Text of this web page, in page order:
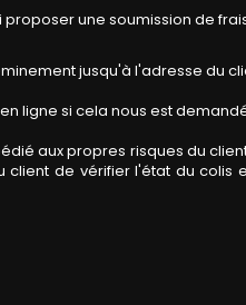
une soumission de
jusqu'à l'adresse du
ligne si cela nous est
aux propres risques du
de vérifier l'état du colis